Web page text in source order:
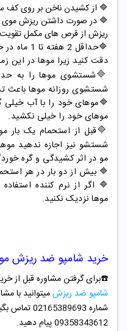
🔷 از کشیدن ناخن بر روی کف
🔷 در صورت داشتن ریزش
ریزش از قرص های مکمل تقویت
🔷حداقل
دقت کنید زیرا موها در این
🔷شستشوی موها را به
شستشوی روزانه موها
🔷موهای خود را با آب
موهای خود را خیلی نکشید.
🔷قبل از استحمام یک بار
شستشو نیز اجازه ندهید
مو در اثر کشیدگی و گره
🔷 بیش از دو بار در هر
🔷 اگر از نرم کننده
موها نزدیک نکنید.
خرید شامپو ضد ریزش مو AC ساین اسکین
☎️برای گرفتن مشاوره قبل از
شامپو ضد ریزشمیتوانید با
شماره
09358343612 پیام دهید.